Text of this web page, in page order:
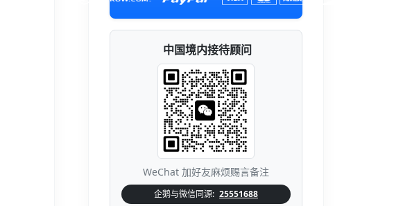
中国境内接待顾问
WeChat 加好友麻烦赐言备注
企鹅与微信同源: 25551688